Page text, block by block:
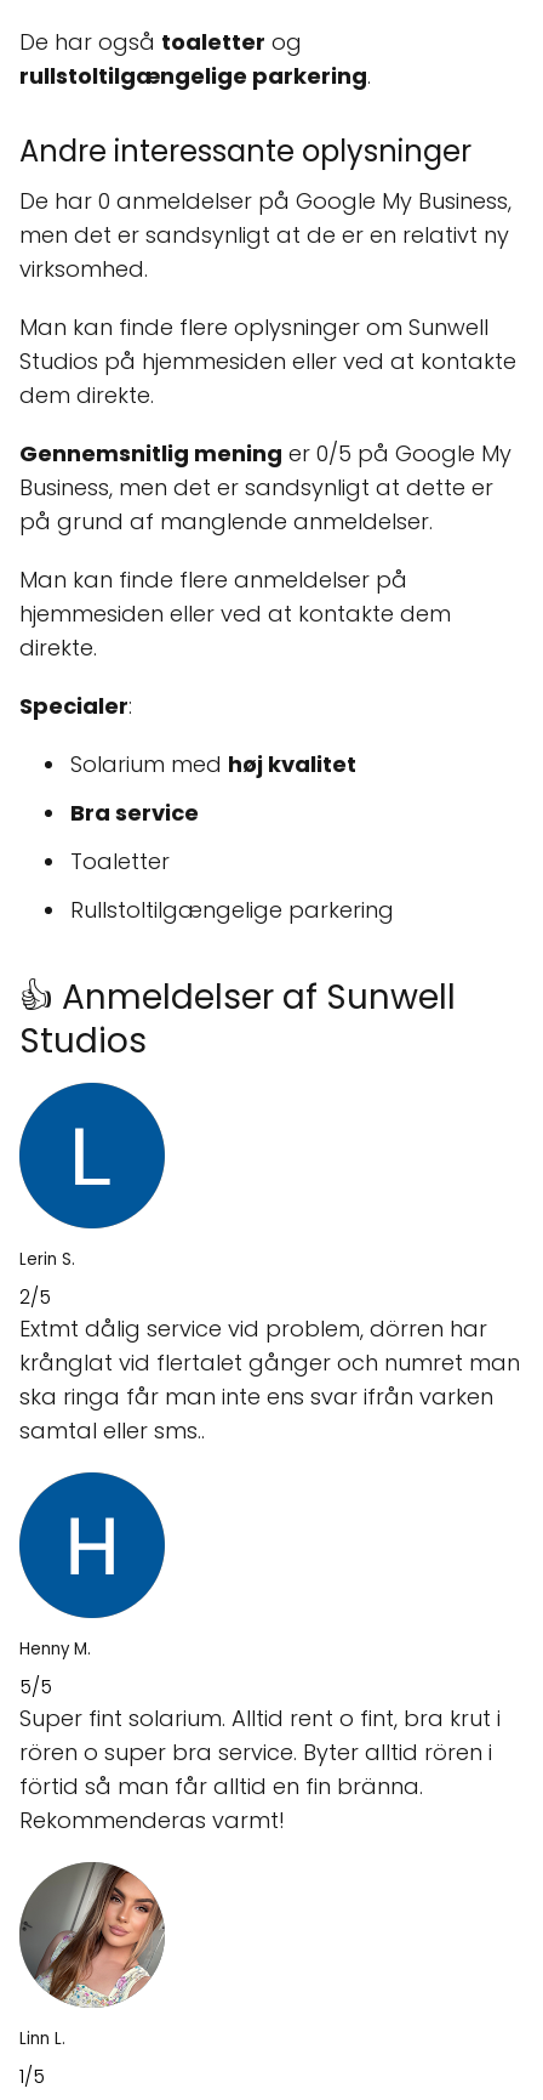
De har også toaletter og
rullstoltilgængelige parkering.
Andre interessante oplysninger
De har 0 anmeldelser på Google My Business,
men det er sandsynligt at de er en relativt ny
virksomhed.
Man kan finde flere oplysninger om Sunwell
Studios på hjemmesiden eller ved at kontakte
dem direkte.
Gennemsnitlig mening er 0/5 på Google My
Business, men det er sandsynligt at dette er
på grund af manglende anmeldelser.
Man kan finde flere anmeldelser på
hjemmesiden eller ved at kontakte dem
direkte.
Specialer:
Solarium med høj kvalitet
Bra service
Toaletter
Rullstoltilgængelige parkering
👍 Anmeldelser af Sunwell
Studios
Lerin S.
2/5
Extmt dålig service vid problem, dörren har
krånglat vid flertalet gånger och numret man
ska ringa får man inte ens svar ifrån varken
samtal eller sms..
Henny M.
5/5
Super fint solarium. Alltid rent o fint, bra krut i
rören o super bra service. Byter alltid rören i
förtid så man får alltid en fin bränna.
Rekommenderas varmt!
Linn L.
1/5